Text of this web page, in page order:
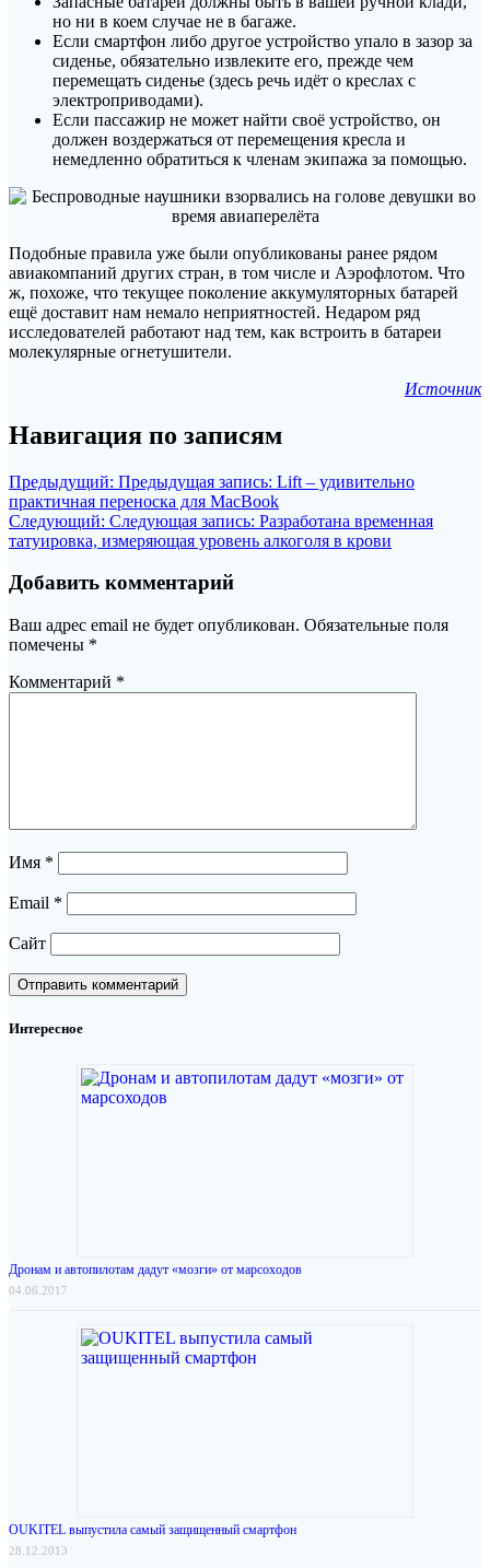
но ни в коем случае не в багаже.
Если смартфон либо другое устройство упало в зазор за
сиденье, обязательно извлеките его, прежде чем
перемещать сиденье (здесь речь идёт о креслах с
электроприводами).
Если пассажир не может найти своё устройство, он
должен воздержаться от перемещения кресла и
немедленно обратиться к членам экипажа за помощью.
Подобные правила уже были опубликованы ранее рядом
авиакомпаний других стран, в том числе и Аэрофлотом. Что
ж, похоже, что текущее поколение аккумуляторных батарей
ещё доставит нам немало неприятностей. Недаром ряд
исследователей работают над тем, как встроить в батареи
молекулярные огнетушители.
Источник
Навигация по записям
Предыдущий: Предыдущая запись: Lift – удивительно
практичная переноска для MacBook
Следующий: Следующая запись: Разработана временная
татуировка, измеряющая уровень алкоголя в крови
Добавить комментарий
Ваш адрес email не будет опубликован. Обязательные поля
помечены *
Комментарий *
Имя *
Email *
Сайт
Интересное
Дронам и автопилотам дадут «мозги» от марсоходов
04.06.2017
OUKITEL выпустила самый защищенный смартфон
28.12.2013